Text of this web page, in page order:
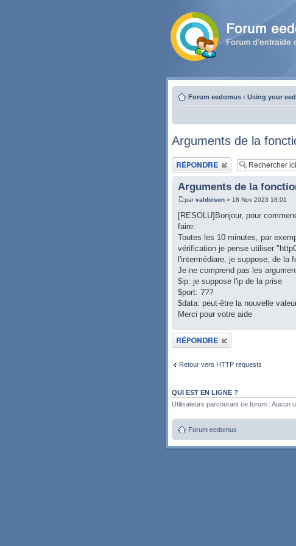
Forum eedomus ‹ Using your
Arguments de la
Publier une réponse
Arguments de la
parvaldoison » 18 Nov 2023 18:01
[RESOLU]Bonjour, pour
faire:
Toutes les 10 minutes, par
vérification je pense utiliser
l'intermédiare, je suppose, de la
Je ne comprend pas les
$ip: je suppose l'ip de la prise
$port: ???
$data: peut-être la nouvelle
Merci pour votre aide
Publier une réponse
Retour vers HTTP requests
QUI EST EN LIGNE ?
Utilisateurs parcourant ce forum : Aucun
Forum eedomus